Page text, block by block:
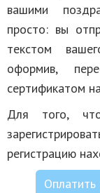
вашими
просто: вы
текстом
оформив,
сертификатом
Для того,
регистрацию